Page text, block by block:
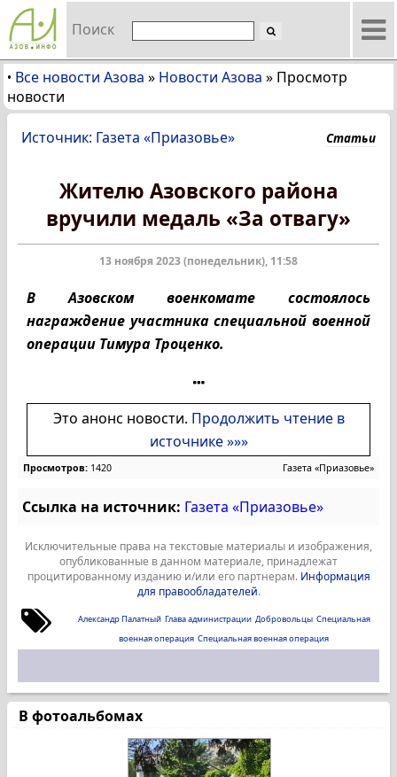
Поиск
• Все новости Азова » Новости Азова » Просмотр
новости
Источник: Газета «Приазовье» Статьи
Жителю Азовского района
вручили медаль «За отвагу»
13 ноября 2023 (понедельник), 11:58
В Азовском военкомате состоялось
награждение участника специальной военной
операции Тимура Троценко.
Это анонс новости. Продолжить чтение в
источнике »»»
Просмотров: 1420 Газета «Приазовье»
Ссылка на источник: Газета «Приазовье»
Исключительные права на текстовые материалы и изображения,
опубликованные в данном материале, принадлежат
процитированному изданию и/или его партнерам. Информация
для правообладателей.
Александр Палатный Глава администрации Добровольцы Специальная
военная операция Специальная военная операция
В фотоальбомах